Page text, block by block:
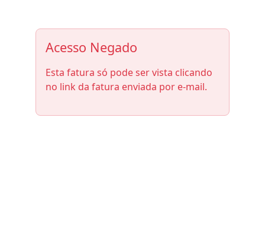
Acesso Negado
Esta fatura só pode ser vista clicando
no link da fatura enviada por e-mail.